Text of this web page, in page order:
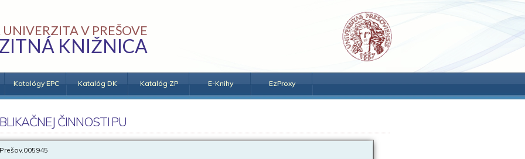
UNIVERZITA V PREŠOVE
KNIŽNICA
Katalógy EPC Katalóg DK Katalóg ZP E-Knihy EzProxy
ČINNOSTI PU